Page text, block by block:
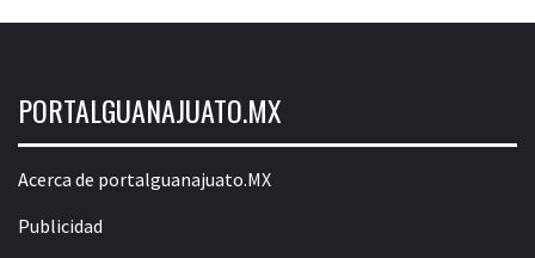
PORTALGUANAJUATO.MX
Acerca de portalguanajuato.MX
Publicidad